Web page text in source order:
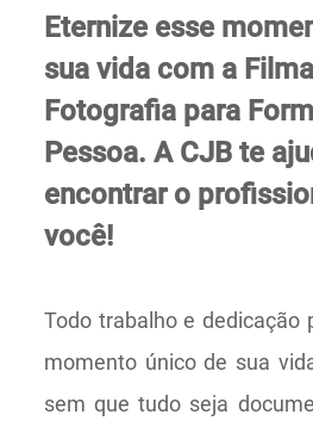
Eternize esse
sua vida com a
Fotografia para
Pessoa. A CJB te
encontrar o
você!
Todo trabalho e dedicação
momento único de sua
sem que tudo seja